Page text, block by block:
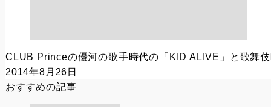
CLUB Princeの優河の歌手時代の「KID ALIVE」と歌舞
2014年8月26日
おすすめの記事